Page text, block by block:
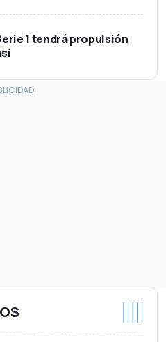
1 tendrá propulsión